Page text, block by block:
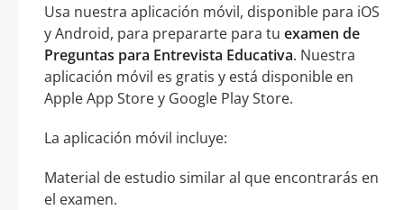
Usa nuestra aplicación móvil, disponible para iOS
y Android, para prepararte para tu examen de
Preguntas para Entrevista Educativa. Nuestra
aplicación móvil es gratis y está disponible en
Apple App Store y Google Play Store.
La aplicación móvil incluye:
Material de estudio similar al que encontrarás en
el examen.